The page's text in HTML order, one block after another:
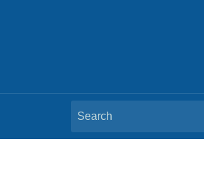
Search
for: